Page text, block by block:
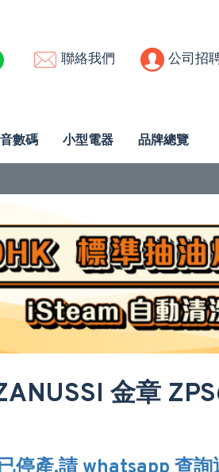
聯絡我們 公司
數碼 小型電器 品牌總覽
金章